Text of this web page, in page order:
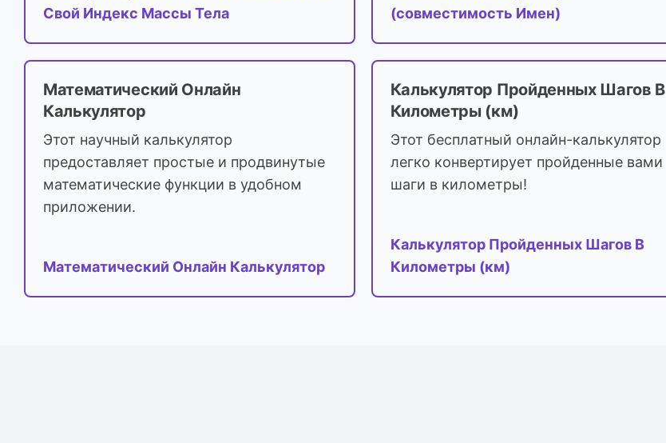
Свой Индекс Массы Тела
(совместимость Имен)
Математический Онлайн
Калькулятор
Этот научный калькулятор
предоставляет простые и продвинутые
математические функции в удобном
приложении.
Математический Онлайн Калькулятор
Калькулятор Пройденных Шагов В
Километры (км)
Этот бесплатный онлайн-калькулятор
легко конвертирует пройденные вами
шаги в километры!
Калькулятор Пройденных Шагов В
Километры (км)